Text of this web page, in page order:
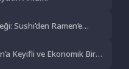
Sushi’den Ramen’e
Keyifli ve Ekonomik Bir